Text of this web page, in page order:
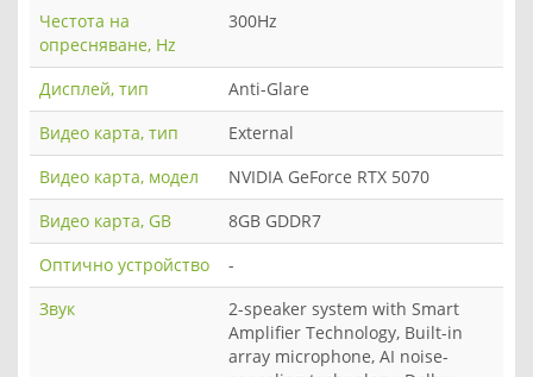
Честота на
опресняване, Hz
300Hz
Дисплей, тип
Anti-Glare
Видео карта, тип
Еxternal
Видео карта, модел
NVIDIA GeForce RTX 5070
Видео карта, GB
8GB GDDR7
Оптично устройство
-
Звук
2-speaker system with Smart
Amplifier Technology, Built-in
array microphone, AI noise-